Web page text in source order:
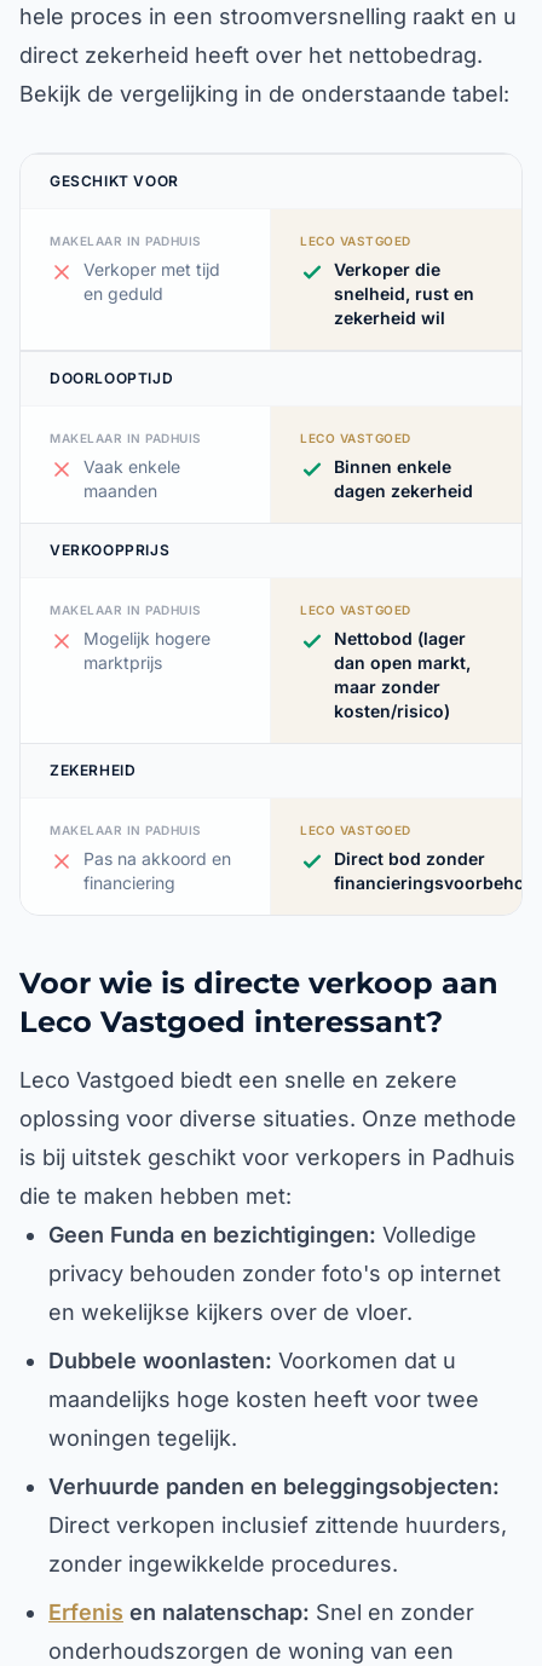
hele proces in een stroomversnelling raakt en u
direct zekerheid heeft over het nettobedrag.
Bekijk de vergelijking in de onderstaande tabel:
GESCHIKT VOOR
MAKELAAR IN PADHUIS
Verkoper met tijd
en geduld
LECO VASTGOED
Verkoper die
snelheid, rust en
zekerheid wil
DOORLOOPTIJD
MAKELAAR IN PADHUIS
Vaak enkele
maanden
LECO VASTGOED
Binnen enkele
dagen zekerheid
VERKOOPPRIJS
MAKELAAR IN PADHUIS
Mogelijk hogere
marktprijs
LECO VASTGOED
Nettobod (lager
dan open markt,
maar zonder
kosten/risico)
ZEKERHEID
MAKELAAR IN PADHUIS
Pas na akkoord en
financiering
LECO VASTGOED
Direct bod zonder
Voor wie is directe verkoop aan
Leco Vastgoed interessant?
Leco Vastgoed biedt een snelle en zekere
oplossing voor diverse situaties. Onze methode
is bij uitstek geschikt voor verkopers in Padhuis
die te maken hebben met:
Geen Funda en bezichtigingen: Volledige
privacy behouden zonder foto's op internet
en wekelijkse kijkers over de vloer.
Dubbele woonlasten: Voorkomen dat u
maandelijks hoge kosten heeft voor twee
woningen tegelijk.
Verhuurde panden en beleggingsobjecten:
Direct verkopen inclusief zittende huurders,
zonder ingewikkelde procedures.
Erfenis en nalatenschap: Snel en zonder
onderhoudszorgen de woning van een